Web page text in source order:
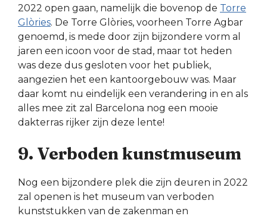
2022 open gaan, namelijk die bovenop de Torre
Glòries. De Torre Glòries, voorheen Torre Agbar
genoemd, is mede door zijn bijzondere vorm al
jaren een icoon voor de stad, maar tot heden
was deze dus gesloten voor het publiek,
aangezien het een kantoorgebouw was. Maar
daar komt nu eindelijk een verandering in en als
alles mee zit zal Barcelona nog een mooie
dakterras rijker zijn deze lente!
9. Verboden kunstmuseum
Nog een bijzondere plek die zijn deuren in 2022
zal openen is het museum van verboden
kunststukken van de zakenman en